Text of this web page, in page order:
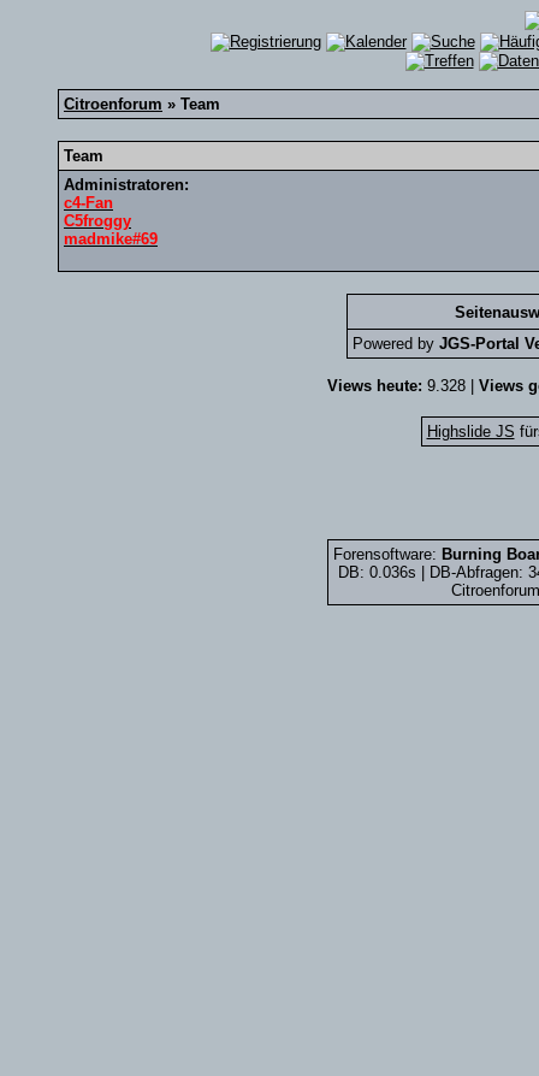
Citroenforum » Team
Team
Administratoren:
c4-Fan
C5froggy
madmike#69
Powered by JGS-Portal
Views heute: 9.328 | Views
Highslide JS
Forensoftware: Burning
DB: 0.036s | DB-Abfragen: